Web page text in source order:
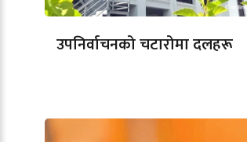
उपनिर्वाचनको चटारोमा दलहरू